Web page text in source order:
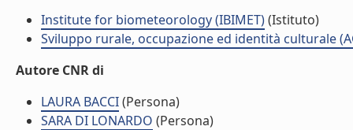
Institute for biometeorology (IBIMET)(Istituto)
Sviluppo rurale, occupazione ed identità culturale
Autore CNR di
LAURA BACCI(Persona)
SARA DI LONARDO (Persona)